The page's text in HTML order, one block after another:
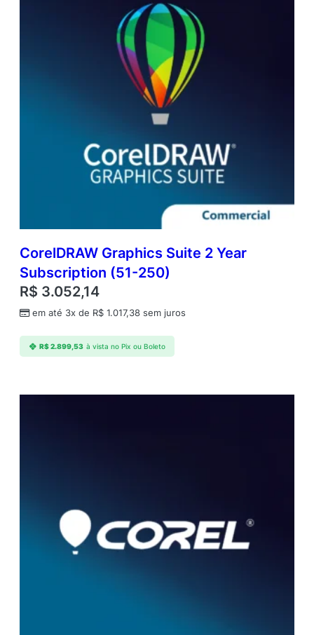
CorelDRAW Graphics Suite 2 Year
Subscription (51-250)
R$ 3.052,14
em até 3x de R$ 1.017,38 sem juros
R$2.899,53 à vista no Pix ou Boleto